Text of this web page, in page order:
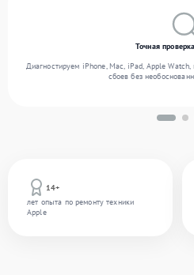
14+
лет опыта по ремонту техники
Apple
Точная
Диагностируем iPhone, Mac, iPad, Apple
сбоев без